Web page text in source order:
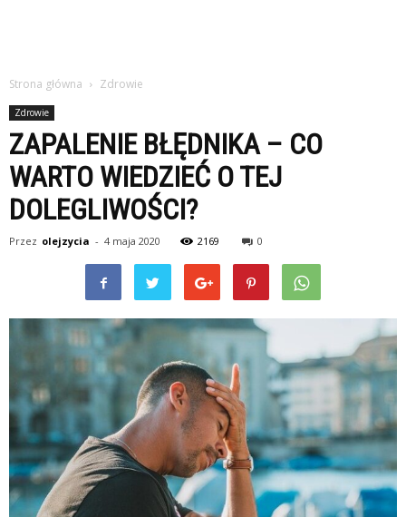
Strona główna Zdrowie
Zdrowie
ZAPALENIE BŁĘDNIKA – CO
WARTO WIEDZIEĆ O TEJ
DOLEGLIWOŚCI?
Przez olejzycia - 4 maja 2020 2169 0